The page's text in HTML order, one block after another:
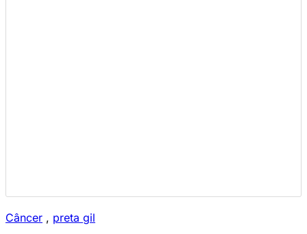
Câncer , preta gil